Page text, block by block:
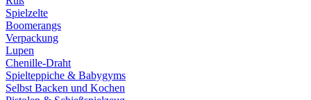
Spielzelte
Boomerangs
Verpackung
Lupen
Chenille-Draht
Spielteppiche & Babygyms
Selbst Backen und Kochen